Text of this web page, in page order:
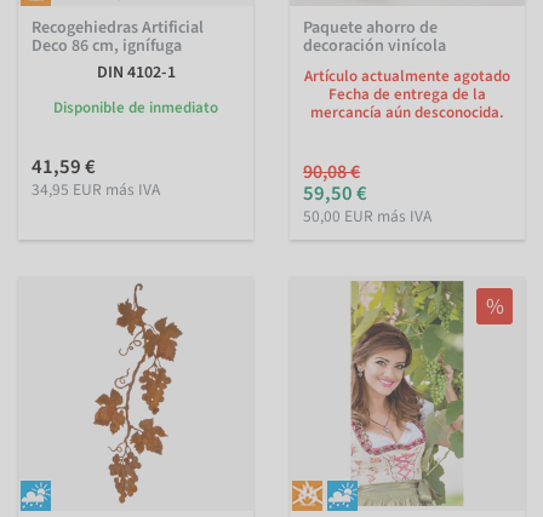
Recogehiedras Artificial
Deco 86 cm, ignífuga
DIN 4102-1
Disponible de inmediato
41,59 €
34,95 EUR más IVA
Paquete ahorro de
decoración vinícola
Artículo actualmente agotado
Fecha de entrega de la
mercancía aún desconocida.
90,08 €
59,50 €
50,00 EUR más IVA
%